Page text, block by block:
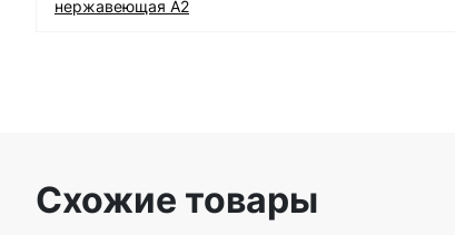
нержавеющая А2
Схожие товары